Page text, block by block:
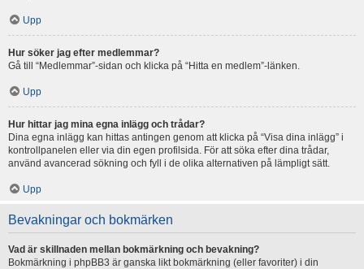
Upp
Hur söker jag efter medlemmar?
Gå till “Medlemmar”-sidan och klicka på “Hitta en medlem”-länken.
Upp
Hur hittar jag mina egna inlägg och trådar?
Dina egna inlägg kan hittas antingen genom att klicka på “Visa dina inlägg” i
kontrollpanelen eller via din egen profilsida. För att söka efter dina trådar,
använd avancerad sökning och fyll i de olika alternativen på lämpligt sätt.
Upp
Bevakningar och bokmärken
Vad är skillnaden mellan bokmärkning och bevakning?
Bokmärkning i phpBB3 är ganska likt bokmärkning (eller favoriter) i din